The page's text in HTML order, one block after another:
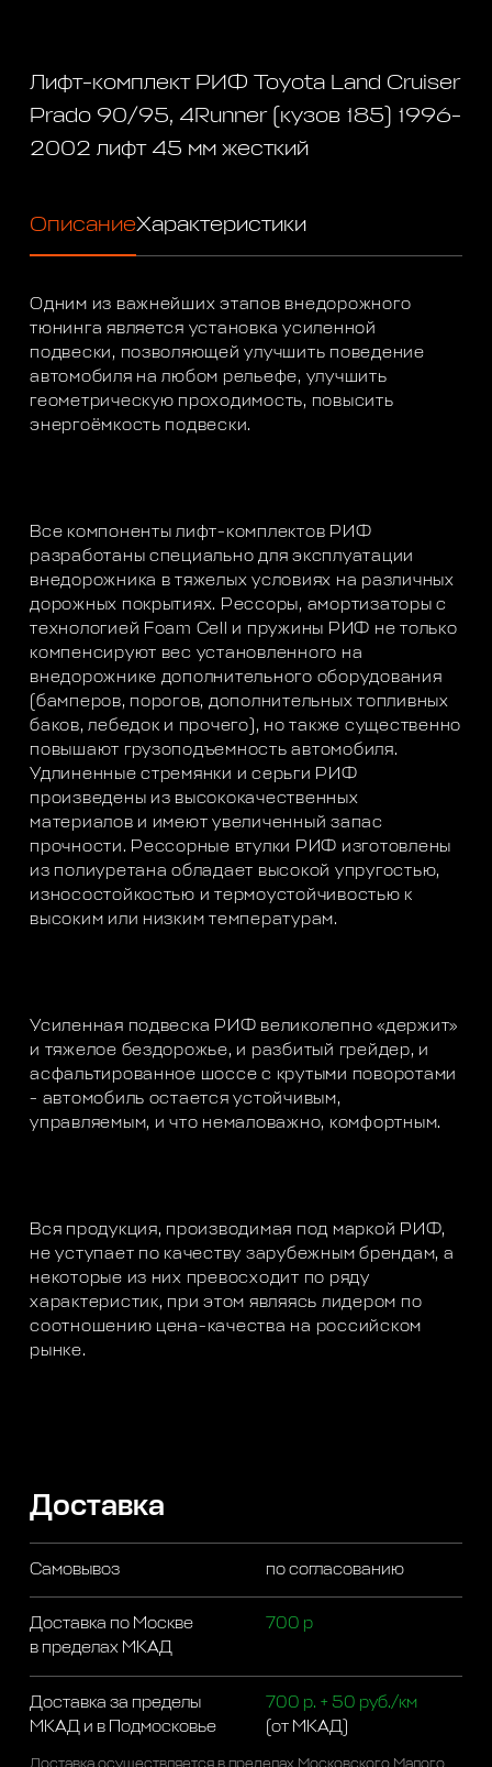
Лифт-комплект РИФ Toyota Land Cruiser
Prado 90/95, 4Runner (кузов 185) 1996-
2002 лифт 45 мм жесткий
ОписаниеХарактеристики
Одним из важнейших этапов внедорожного
тюнинга является установка усиленной
подвески, позволяющей улучшить поведение
автомобиля на любом рельефе, улучшить
геометрическую проходимость, повысить
энергоёмкость подвески.
Все компоненты лифт-комплектов РИФ
разработаны специально для эксплуатации
внедорожника в тяжелых условиях на различных
дорожных покрытиях. Рессоры, амортизаторы с
технологией Foam Cell и пружины РИФ не только
компенсируют вес установленного на
внедорожнике дополнительного оборудования
(бамперов, порогов, дополнительных топливных
баков, лебедок и прочего), но также существенно
повышают грузоподъемность автомобиля.
Удлиненные стремянки и серьги РИФ
произведены из высококачественных
материалов и имеют увеличенный запас
прочности. Рессорные втулки РИФ изготовлены
из полиуретана обладает высокой упругостью,
износостойкостью и термоустойчивостью к
высоким или низким температурам.
Усиленная подвеска РИФ великолепно «держит»
и тяжелое бездорожье, и разбитый грейдер, и
асфальтированное шоссе с крутыми поворотами
- автомобиль остается устойчивым,
управляемым, и что немаловажно, комфортным.
Вся продукция, производимая под маркой РИФ,
не уступает по качеству зарубежным брендам, а
некоторые из них превосходит по ряду
характеристик, при этом являясь лидером по
соотношению цена-качества на российском
рынке.
Доставка
Самовывоз по согласованию
Доставка по Москве
в пределах МКАД
700 р
Доставка за пределы
МКАД и в Подмосковье
700 р. + 50 руб./км
(от МКАД)